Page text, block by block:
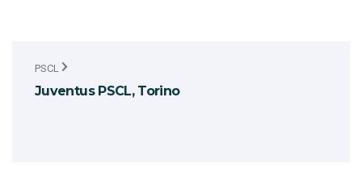
PSCL
Juventus PSCL, Torino